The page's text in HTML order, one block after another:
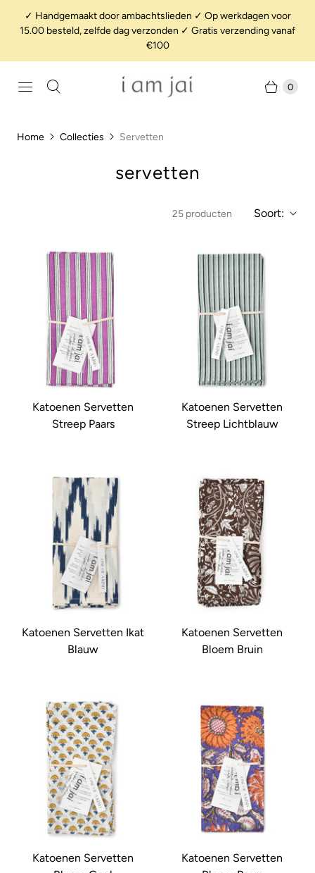
✓ Handgemaakt door ambachtslieden ✓ Op werkdagen voor
15.00 besteld, zelfde dag verzonden ✓ Gratis verzending vanaf
€100
0
Home Collecties Servetten
servetten
25 producten Soort:
Katoenen Servetten
Streep Paars
Katoenen Servetten
Streep Lichtblauw
Katoenen Servetten Ikat
Blauw
Katoenen Servetten
Bloem Bruin
Katoenen Servetten
Katoenen Servetten